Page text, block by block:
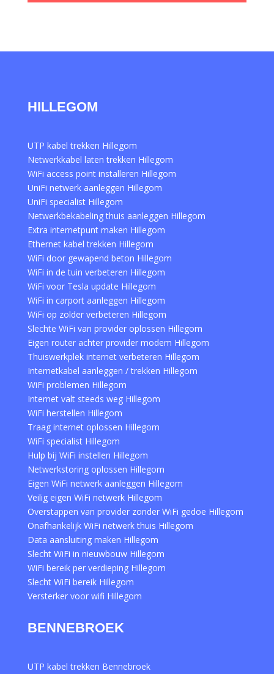
HILLEGOM
UTP kabel trekken Hillegom
Netwerkkabel laten trekken Hillegom
WiFi access point installeren Hillegom
UniFi netwerk aanleggen Hillegom
UniFi specialist Hillegom
Netwerkbekabeling thuis aanleggen Hillegom
Extra internetpunt maken Hillegom
Ethernet kabel trekken Hillegom
WiFi door gewapend beton Hillegom
WiFi in de tuin verbeteren Hillegom
WiFi voor Tesla update Hillegom
WiFi in carport aanleggen Hillegom
WiFi op zolder verbeteren Hillegom
Slechte WiFi van provider oplossen Hillegom
Eigen router achter provider modem Hillegom
Thuiswerkplek internet verbeteren Hillegom
Internetkabel aanleggen / trekken Hillegom
WiFi problemen Hillegom
Internet valt steeds weg Hillegom
WiFi herstellen Hillegom
Traag internet oplossen Hillegom
WiFi specialist Hillegom
Hulp bij WiFi instellen Hillegom
Netwerkstoring oplossen Hillegom
Eigen WiFi netwerk aanleggen Hillegom
Veilig eigen WiFi netwerk Hillegom
Overstappen van provider zonder WiFi gedoe Hillegom
Onafhankelijk WiFi netwerk thuis Hillegom
Data aansluiting maken Hillegom
Slecht WiFi in nieuwbouw Hillegom
WiFi bereik per verdieping Hillegom
Slecht WiFi bereik Hillegom
Versterker voor wifi Hillegom
BENNEBROEK
UTP kabel trekken Bennebroek